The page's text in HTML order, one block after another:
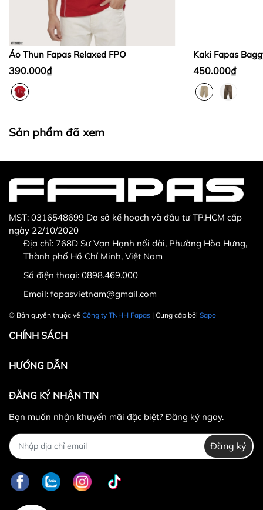
Bước 3
Sản phẩm không đúng với đơn hàng đã đặt
Sản phẩm bị hư hỏng khi nhìn bằng mắt thường
Hotline CSKH: 090 376 9205
Fanpage:FACEBOOK.COM/FAPAS.VN
Áo Thun Fapas Relaxed FPO
390.000₫
Kaki Fapas
450.000₫
Sản phẩm đã xem
MST: 0316548699 Do sở kế hoạch và đầu tư TP.HCM cấp
ngày 22/10/2020
Địa chỉ: 768D Sư Vạn Hạnh nối dài, Phường Hòa Hưng,
Thành phố Hồ Chí Minh, Việt Nam
Số điện thoại: 0898.469.000
Email: fapasvietnam@gmail.com
© Bản quyền thuộc về Công ty TNHH Fapas | Cung cấp bởi Sapo
CHÍNH SÁCH
HƯỚNG DẪN
ĐĂNG KÝ NHẬN TIN
Bạn muốn nhận khuyến mãi đặc biệt? Đăng ký ngay.
Đăng ký